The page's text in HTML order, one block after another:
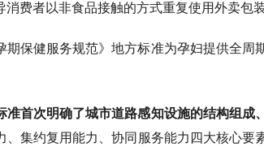
费者以非食品接触的方式重复使用外卖包装
保健服务规范》地方标准为孕妇提供全周
首次明确了城市道路感知设施的结构组成
、集约复用能力、协同服务能力四大核心要